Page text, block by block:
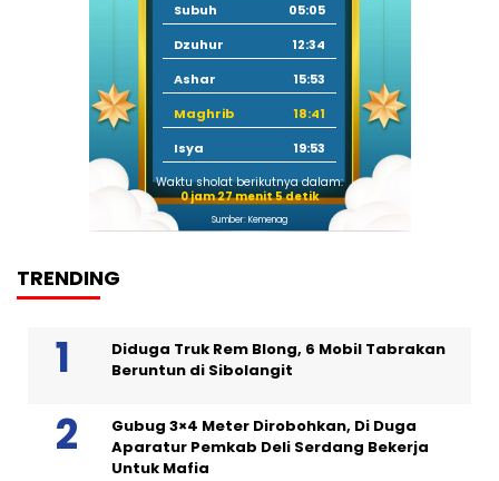
Subuh
05:05
Dzuhur
12:34
Ashar
15:53
Maghrib
18:41
Isya
19:53
Waktu sholat berikutnya dalam:
0 jam 27 menit 4 detik
Sumber: Kemenag
TRENDING
Diduga Truk Rem Blong, 6 Mobil Tabrakan
Beruntun di Sibolangit
Gubug 3×4 Meter Dirobohkan, Di Duga
Aparatur Pemkab Deli Serdang Bekerja
Untuk Mafia